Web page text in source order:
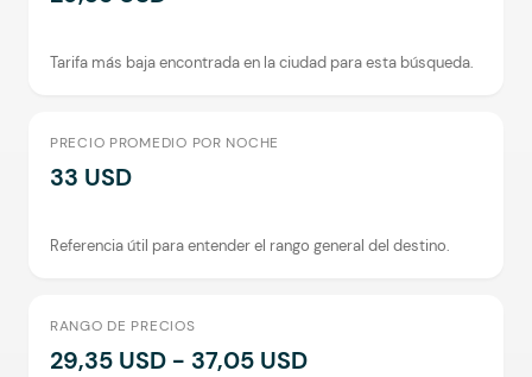
Tarifa más baja encontrada en la ciudad para esta búsqueda.
PRECIO PROMEDIO POR NOCHE
33 USD
Referencia útil para entender el rango general del destino.
RANGO DE PRECIOS
29,35 USD - 37,05 USD